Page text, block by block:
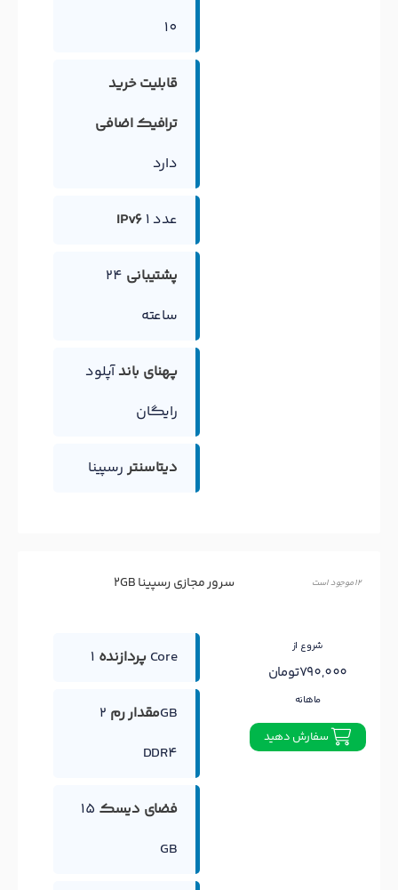
10
قابلیت خرید
ترافیک اضافی
دارد
IPv6 1 عدد
پشتیبانی 24
ساعته
پهنای باندآپلود
رایگان
دیتاسنتر رسپینا
سرور مجازی رسپینا 2GB 12 موجود است
پردازنده1 Core
مقدار رم 2GB
DDR4
فضای دیسک 15
GB
شروع از
790,000تومان
ماهانه
سفارش دهید